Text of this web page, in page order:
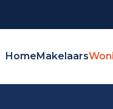
HomeMakelaars